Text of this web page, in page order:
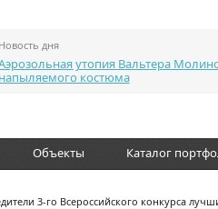
Новость дня
утопия Вальтера
напыляемого костюма
Объекты Каталог
3-го Всероссийского конкурса